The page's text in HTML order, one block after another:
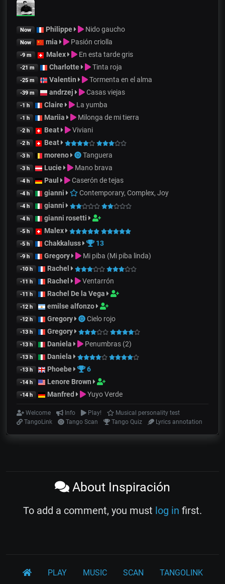
Now Philippe Nido gaucho
Now mia Pasión criolla
-9 m Malex En esta tarde gris
-21 m Charlotte Tinta roja
-25 m Valentin Tormenta en el alma
-39 m andrzej Casas viejas
-1 h Claire La yumba
-1 h Mariia Milonga de mi tierra
-2 h Beat Viviani
-2 h Beat
-3 h moreno Tanguera
-3 h Lucie Mano brava
-4 h Paul Caserón de tejas
-4 h gianni Contemporary, Complex, Joy
-4 h gianni
-4 h gianni rosetti
-5 h Malex
-5 h Chakkaluss 13
-9 h Gregory Mi piba (Mi piba linda)
-10 h Rachel
-11 h Rachel Ventarrón
-11 h Rachel De la Vega
-12 h emilse alfonzo
-12 h Gregory Cielo rojo
-13 h Gregory
-13 h Daniela Penumbras (2)
-13 h Daniela
-13 h Phoebe 6
-14 h Lenore Brown
-14 h Manfred Yuyo Verde
Welcome Info Play!
Musical personality test
TangoLink
Tango Scan Tango Quiz Lyrics annotation
About Inspiración
To add a comment, you must log in first.
PLAY MUSIC SCAN TANGOLINK